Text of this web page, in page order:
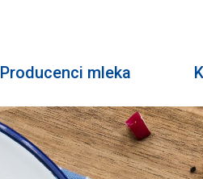
Producenci mleka